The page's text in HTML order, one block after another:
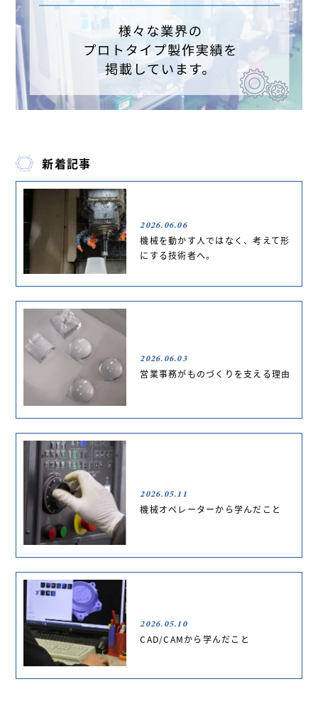
新着記事
2026.06.06
機械を動かす人ではなく、考えて形
にする技術者へ。
2026.06.03
営業事務がものづくりを支える理由
2026.05.11
機械オペレーターから学んだこと
2026.05.10
CAD/CAMから学んだこと